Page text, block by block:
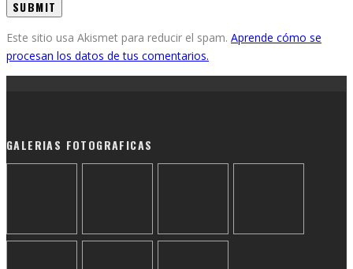
Este sitio usa Akismet para reducir el spam. Aprende cómo se
procesan los datos de tus comentarios.
GALERIAS FOTOGRAFICAS